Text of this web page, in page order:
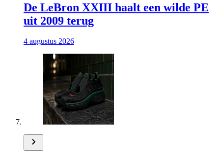
De LeBron XXIII haalt een wilde PE
uit 2009 terug
4 augustus 2026